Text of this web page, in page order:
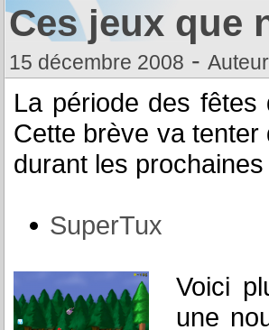
Ces jeux que
15 décembre 2008 -
La période des
Cette brève va
durant les
SuperTux
Voici
une